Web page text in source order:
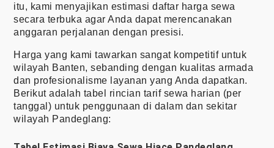
itu, kami menyajikan estimasi daftar harga sewa
secara terbuka agar Anda dapat merencanakan
anggaran perjalanan dengan presisi.
Harga yang kami tawarkan sangat kompetitif untuk
wilayah Banten, sebanding dengan kualitas armada
dan profesionalisme layanan yang Anda dapatkan.
Berikut adalah tabel rincian tarif sewa harian (per
tanggal) untuk penggunaan di dalam dan sekitar
wilayah Pandeglang: